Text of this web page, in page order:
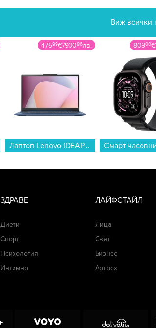
Виж всички
47599€/93096лв.
Лаптоп Lenovo IDEAPAD SLIM 3 15AMN8 82XQ01F3BM , 15.60 , 16 , 512GB SSD , AMD Radeon 610M Graphics , AMD Ryzen 5 40 QUAD CORE , Без OS...
80900€
ЗДРАВЕ
Диети
Спорт
Психология
Интимно
ЛАЙФСТАЙЛ
Лица
Свят
Бизнес
Артbox